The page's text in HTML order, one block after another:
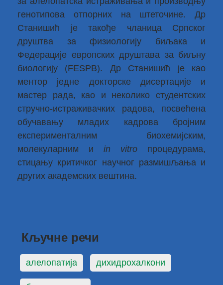
генотипова отпорних на штеточине. Др
Станишић је такође чланица Српског
друштва за физиологију биљака и
Федерације европских друштава за биљну
биологију (FESPB). Др Станишић је као
ментор једне докторске дисертације и
мастер рада, као и неколико студентских
стручно-истраживачких радова, посвећена
обучавању младих кадрова бројним
експерименталним биохемијским,
молекуларним и in vitro процедурама,
стицању критичког научног размишљaња и
других академских вештина.
Кључне речи
алелопатија дихидрохалкони